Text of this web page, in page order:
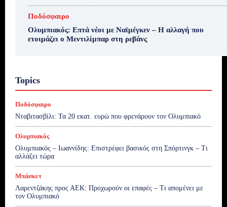
Ποδόσφαιρο
Ολυμπιακός: Επτά νέοι με Ναϊμέγκεν – Η αλλαγή που
ετοιμάζει ο Μεντιλίμπαρ στη ρεβάνς
Topics
Ποδόσφαιρο
Νταβιτασβίλι: Τα 20 εκατ. ευρώ που φρενάρουν τον Ολυμπιακό
Ολυμπιακός
Ολυμπιακός – Ιωαννίδης: Επιστρέφει βασικός στη Σπόρτινγκ – Τι
αλλάζει τώρα
Μπάσκετ
Λαρεντζάκης προς ΑΕΚ: Προχωρούν οι επαφές – Τι απομένει με
τον Ολυμπιακό